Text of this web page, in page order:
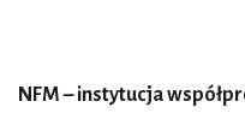
NFM – instytucja